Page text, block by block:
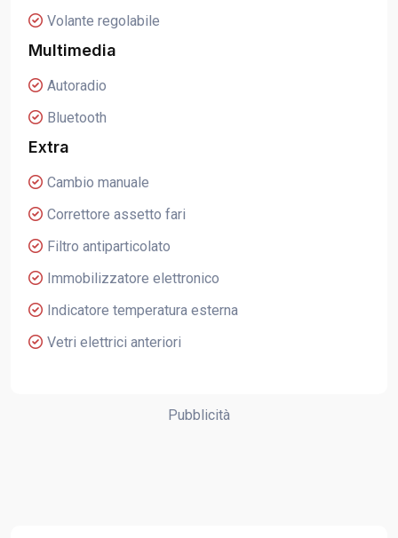
Volante regolabile
Multimedia
Autoradio
Bluetooth
Extra
Cambio manuale
Correttore assetto fari
Filtro antiparticolato
Immobilizzatore elettronico
Indicatore temperatura esterna
Vetri elettrici anteriori
Pubblicità